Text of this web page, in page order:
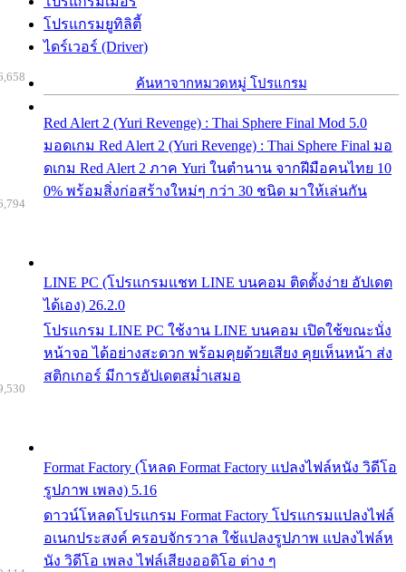
โปรแกรมยูทิลิตี้
ไดร์เวอร์ (Driver)
ค้นหาจากหมวดหมู่ โปรแกรม
Red Alert 2 (Yuri Revenge) : Thai Sphere Final Mod 5.0
มอดเกม Red Alert 2 (Yuri Revenge) : Thai Sphere Final มอ
ดเกม Red Alert 2 ภาค Yuri ในตำนาน จากฝีมือคนไทย 10
0% พร้อมสิ่งก่อสร้างใหม่ๆ กว่า 30 ชนิด มาให้เล่นกัน
LINE PC (โปรแกรมแชท LINE บนคอม ติดตั้งง่าย อัปเดต
ได้เอง) 26.2.0
โปรแกรม LINE PC ใช้งาน LINE บนคอม เปิดใช้ขณะนั่ง
หน้าจอ ได้อย่างสะดวก พร้อมคุยด้วยเสียง คุยเห็นหน้า ส่ง
สติกเกอร์ มีการอัปเดตสม่ำเสมอ
Format Factory (โหลด Format Factory แปลงไฟล์หนัง วิดีโอ
รูปภาพ เพลง) 5.16
ดาวน์โหลดโปรแกรม Format Factory โปรแกรมแปลงไฟล์
อเนกประสงค์ ครอบจักรวาล ใช้แปลงรูปภาพ แปลงไฟล์ห
นัง วิดีโอ เพลง ไฟล์เสียงออดิโอ ต่าง ๆ